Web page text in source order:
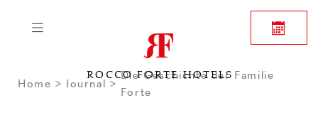
ROCCO FORTE HOTELS
Home Journal
Die Geschichte der Familie
Forte